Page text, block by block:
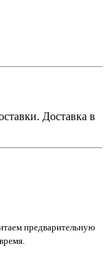
Доставка в
предварительную